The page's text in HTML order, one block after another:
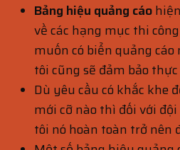
Bảng hiệu quảng cáo
về các hạng mục thi
muốn có biển quảng
tôi cũng sẽ đảm bảo
Dù yêu cầu có khắc khe
mới cỡ nào thì đối với
tôi nó hoàn toàn trở nên